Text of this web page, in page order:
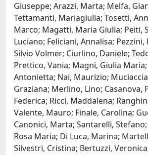
Giuseppe; Arazzi, Marta; Melfa,
Tettamanti, Mariagiulia; Tosetti,
Marco; Magatti, Maria Giulia; Peiti,
Luciano; Feliciani, Annalisa; Pezzini,
Silvio Volmer; Ciurlino, Daniele;
Prettico, Vania; Magni, Giulia Maria;
Antonietta; Nai, Maurizio;
Graziana; Merlino, Lino; Casanova,
Federica; Ricci, Maddalena;
Valente, Mauro; Finale, Carolina;
Canonici, Marta; Santarelli,
Rosa Maria; Di Luca, Marina;
Silvestri, Cristina; Bertuzzi,